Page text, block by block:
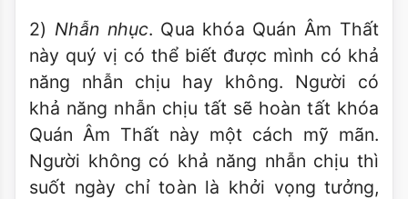
2) Nhẫn nhục. Qua khóa Quán Âm Thất
này quý vị có thể biết được mình có khả
năng nhẫn chịu hay không. Người có
khả năng nhẫn chịu tất sẽ hoàn tất khóa
Quán Âm Thất này một cách mỹ mãn.
Người không có khả năng nhẫn chịu thì
suốt ngày chỉ toàn là khởi vọng tưởng,